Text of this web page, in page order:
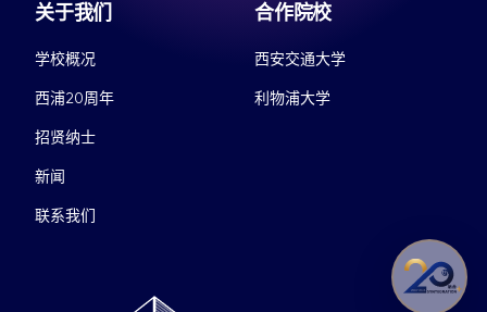
关于我们
学校概况
西浦20周年
招贤纳士
新闻
联系我们
合作院校
西安交通大学
利物浦大学